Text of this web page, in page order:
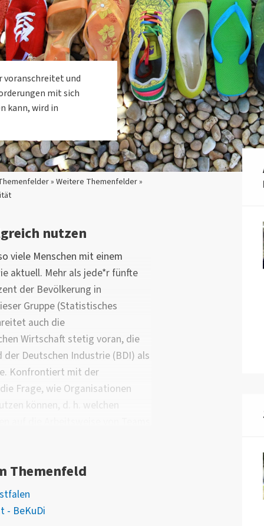
» Weitere Themenfelder »
voranschreitet und
mit sich
kann, wird in
nutzen
viele Menschen mit einem
aktuell. Mehr als jede*r fünfte
der Bevölkerung in
Gruppe (Statistisches
auch die
Wirtschaft stetig voran, die
Deutschen Industrie (BDI) als
Konfrontiert mit der
Frage, wie Organisationen
können, d. h. welchen
ausländischen Partner*innen
kulturelle Hürden
Herausforderungen
und andere Fragen versuchen
zu beantworten.
Themenfeld
- BeKuDi